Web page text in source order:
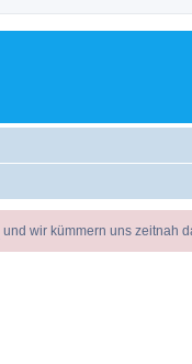
und wir kümmern uns zeitnah